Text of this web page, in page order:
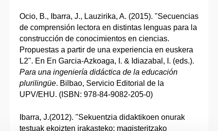
Ocio, B., Ibarra, J., Lauzirika, A. (2015). "Secuencias
de comprensión lectora en distintas lenguas para la
construcción de conocimientos en ciencias.
Propuestas a partir de una experiencia en euskera
L2". En En Garcia-Azkoaga, I. & Idiazabal, I. (eds.).
Para una ingeniería didáctica de la educación
plurilingüe. Bilbao, Servicio Editorial de la
UPV/EHU. (ISBN: 978-84-9082-205-0)
Ibarra, J.(2012). "Sekuentzia didaktikoen onurak
testuak ekoizten irakasteko: magisteritzako